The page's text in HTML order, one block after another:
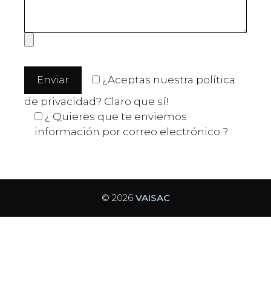
¿Aceptas nuestra política
de privacidad? Claro que sí!
¿ Quieres que te enviemos
información por correo electrónico ?
© 2026 VAISAC